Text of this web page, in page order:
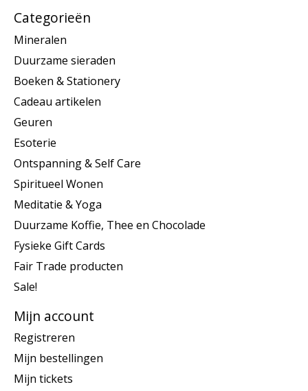
Categorieën
Mineralen
Duurzame sieraden
Boeken & Stationery
Cadeau artikelen
Geuren
Esoterie
Ontspanning & Self Care
Spiritueel Wonen
Meditatie & Yoga
Duurzame Koffie, Thee en Chocolade
Fysieke Gift Cards
Fair Trade producten
Sale!
Mijn account
Registreren
Mijn bestellingen
Mijn tickets